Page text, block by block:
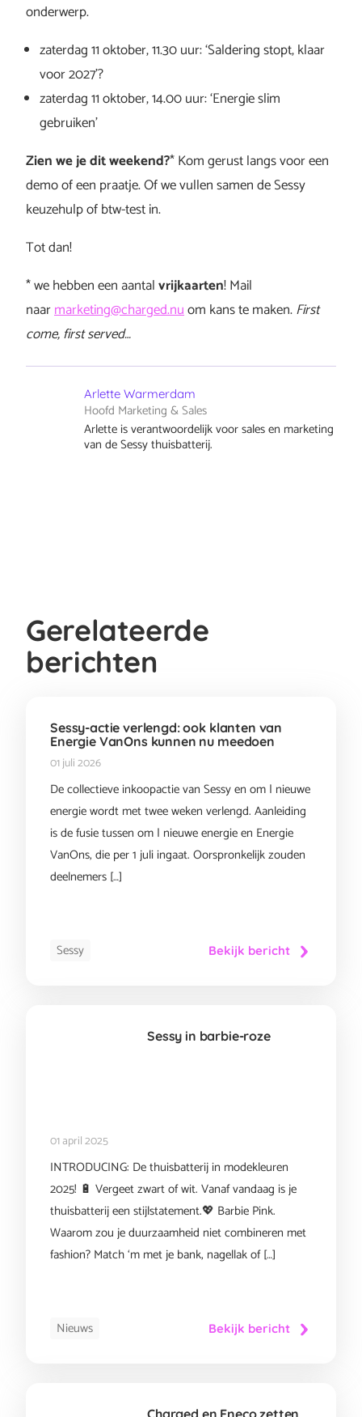
onderwerp.
zaterdag 11 oktober, 11.30 uur: ‘Saldering stopt, klaar
voor 2027’?
zaterdag 11 oktober, 14.00 uur: ‘Energie slim
gebruiken’
Zien we je dit weekend?* Kom gerust langs voor een
demo of een praatje. Of we vullen samen de Sessy
keuzehulp of btw-test in.
Tot dan!
* we hebben een aantalvrijkaarten! Mail
naarmarketing@charged.nuom kans te maken.First
come, first served…
Arlette Warmerdam
Hoofd Marketing & Sales
Arlette is verantwoordelijk voor sales en marketing
van de Sessy thuisbatterij.
Gerelateerde
berichten
Sessy-actie verlengd: ook klanten van
Energie VanOns kunnen nu meedoen
01 juli 2026
De collectieve inkoopactie van Sessy en om | nieuwe
energie wordt met twee weken verlengd. Aanleiding
is de fusie tussen om | nieuwe energie en Energie
VanOns, die per 1 juli ingaat. Oorspronkelijk zouden
deelnemers […]
Sessy Bekijk bericht
Sessy in barbie-roze
01 april 2025
INTRODUCING: De thuisbatterij in modekleuren
2025! 🔋 Vergeet zwart of wit. Vanaf vandaag is je
thuisbatterij een stijlstatement.💖 Barbie Pink.
Waarom zou je duurzaamheid niet combineren met
fashion? Match ‘m met je bank, nagellak of […]
Nieuws Bekijk bericht
Charged en Eneco zetten